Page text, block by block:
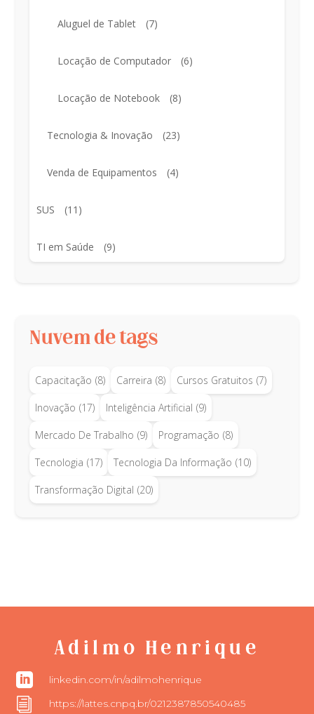
Aluguel de Tablet (7)
Locação de Computador (6)
Locação de Notebook (8)
Tecnologia & Inovação (23)
Venda de Equipamentos (4)
SUS (11)
TI em Saúde (9)
Nuvem de tags
Capacitação (8) Carreira (8) Cursos Gratuitos (7)
Inovação (17) Inteligência Artificial (9)
Mercado De Trabalho (9) Programação (8)
Tecnologia (17) Tecnologia Da Informação (10)
Transformação Digital (20)
Adilmo Henrique
 linkedin.com/in/adilmohenrique
i https://lattes.cnpq.br/0212387850540485